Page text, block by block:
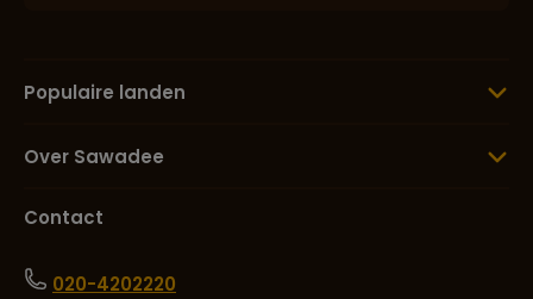
Populaire landen
Over Sawadee
Contact
020-4202220